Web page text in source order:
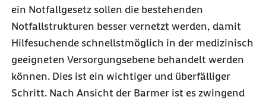
ein Notfallgesetz sollen die bestehenden
Notfallstrukturen besser vernetzt werden, damit
Hilfesuchende schnellstmöglich in der medizinisch
geeigneten Versorgungsebene behandelt werden
können. Dies ist ein wichtiger und überfälliger
Schritt. Nach Ansicht der Barmer ist es zwingend